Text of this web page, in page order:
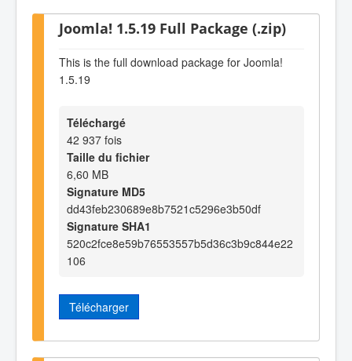
Joomla! 1.5.19 Full Package (.zip)
This is the full download package for Joomla!
1.5.19
Téléchargé
42 937 fois
Taille du fichier
6,60 MB
Signature MD5
dd43feb230689e8b7521c5296e3b50df
Signature SHA1
520c2fce8e59b76553557b5d36c3b9c844e22
106
Télécharger